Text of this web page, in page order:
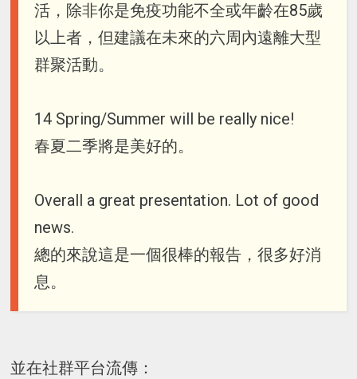
活，除非你是免疫功能不全或年齡在85歲
以上者，但建議在未來的六周內遠離大型
群聚活動。
14 Spring/Summer will be really nice!
春夏二季將是美好的。
Overall a great presentation. Lot of good
news.
總的來說這是一個很棒的報告，很多好消
息。
並在社群平台流傳：